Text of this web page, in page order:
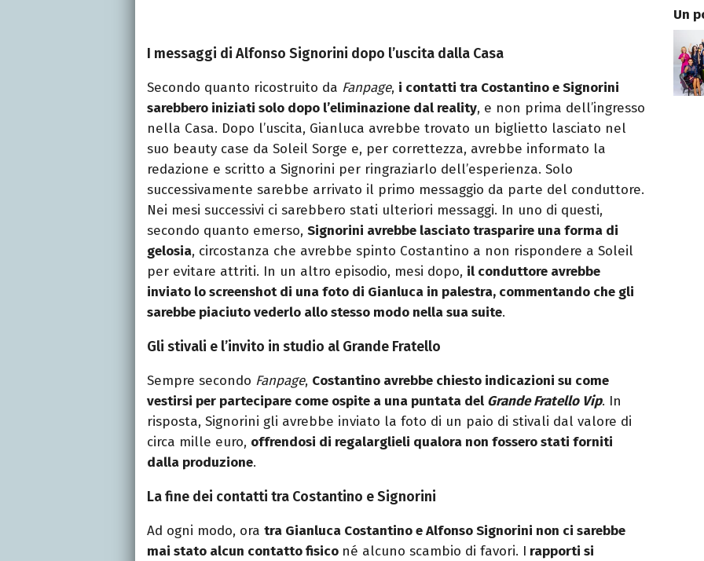
I messaggi di Alfonso Signorini dopo l’uscita dalla Casa
Secondo quanto ricostruito da Fanpage, i contatti tra Costantino e Signorini
sarebbero iniziati solo dopo l’eliminazione dal reality, e non prima dell’ingresso
nella Casa. Dopo l’uscita, Gianluca avrebbe trovato un biglietto lasciato nel
suo beauty case da Soleil Sorge e, per correttezza, avrebbe informato la
redazione e scritto a Signorini per ringraziarlo dell’esperienza. Solo
successivamente sarebbe arrivato il primo messaggio da parte del conduttore.
Nei mesi successivi ci sarebbero stati ulteriori messaggi. In uno di questi,
secondo quanto emerso, Signorini avrebbe lasciato trasparire una forma di
gelosia, circostanza che avrebbe spinto Costantino a non rispondere a Soleil
per evitare attriti. In un altro episodio, mesi dopo, il conduttore avrebbe
inviato lo screenshot di una foto di Gianluca in palestra, commentando che gli
sarebbe piaciuto vederlo allo stesso modo nella sua suite.
Gli stivali e l’invito in studio al Grande Fratello
Sempre secondo Fanpage, Costantino avrebbe chiesto indicazioni su come
vestirsi per partecipare come ospite a una puntata del Grande Fratello Vip. In
risposta, Signorini gli avrebbe inviato la foto di un paio di stivali dal valore di
circa mille euro, offrendosi di regalarglieli qualora non fossero stati forniti
dalla produzione.
La fine dei contatti tra Costantino e Signorini
Ad ogni modo, ora tra Gianluca Costantino e Alfonso Signorini non ci sarebbe
mai stato alcun contatto fisico né alcuno scambio di favori. I rapporti si
Un